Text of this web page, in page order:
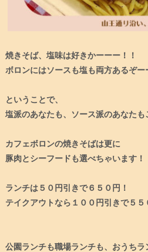
焼きそば、塩味は好きかーーー！！⁠
ボロンにはソースも塩も両方あるぞー
ということで、⁠
塩派のあなたも、ソース派のあなたも
カフェボロンの焼きそばは更に⁠
豚肉とシーフードも選べちゃいます！⁠
ランチは５０円引きで６５０円！⁠
テイクアウトなら１００円引きで５５
公園ランチも職場ランチも、おうちラ